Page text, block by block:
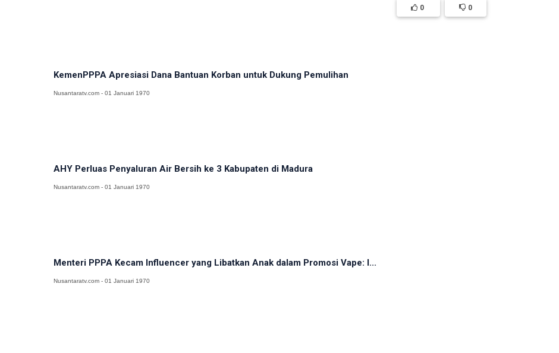
0 0
KemenPPPA Apresiasi Dana Bantuan Korban untuk Dukung Pemulihan
Nusantaratv.com - 01 Januari 1970
AHY Perluas Penyaluran Air Bersih ke 3 Kabupaten di Madura
Nusantaratv.com - 01 Januari 1970
Menteri PPPA Kecam Influencer yang Libatkan Anak dalam Promosi Vape: I...
Nusantaratv.com - 01 Januari 1970